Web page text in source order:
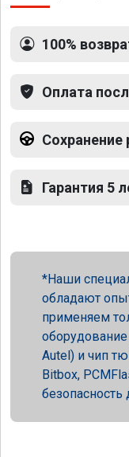
100%
Оплата
Сохранение
Гарантия 5
Наши
обладают
применяем
оборудование
Autel) и чип
Bitbox,
безопасность